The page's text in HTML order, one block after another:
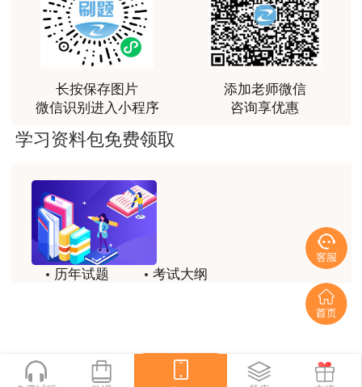
特点 需要记忆内容比较多，需要分析判断
安全生产预警预报体系、安全生产应急管
理体系、事故应急预案编制、应急演练
难度 适中
特点 出题量较少
第六章
生产安全事故报告、事故调查与分析、事
长按保存图片
微信识别进入小程序
添加老师微信
咨询享优惠
学习资料包免费领取
历年试题
考试大纲